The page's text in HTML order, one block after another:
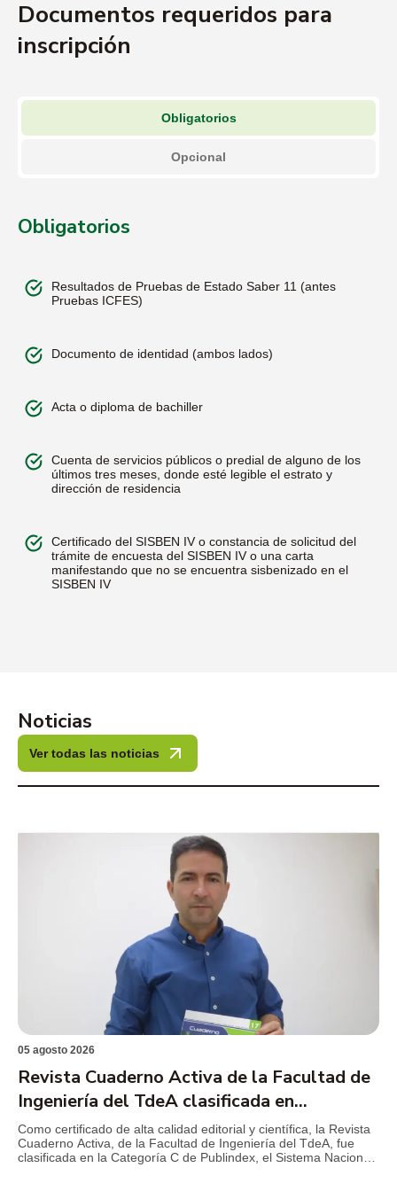
Estudiantes matriculados:
Documentos requeridos para
inscripción
Obligatorios
Opcional
Obligatorios
Resultados de Pruebas de Estado Saber 11 (antes
Pruebas ICFES)
Documento de identidad (ambos lados)
Acta o diploma de bachiller
Cuenta de servicios públicos o predial de alguno de los
últimos tres meses, donde esté legible el estrato y
dirección de residencia
Certificado del SISBEN IV o constancia de solicitud del
trámite de encuesta del SISBEN IV o una carta
manifestando que no se encuentra sisbenizado en el
SISBEN IV
palenqueros de San Basilio), Raizales del archipiélago
de San Andrés y Providencia y Rom o gitano. Solo si
aplica (Opcional)
Certificado de deportista de alto rendimiento: Solo si
Certificado de Discapacidad: Solo si aplica
Certificado electoral: Solo si aplica el certificado de las
elecciones del 29 de octubre de 2023
Noticias
Ver todas las noticias
05 agosto 2026
Revista Cuaderno Activa de la Facultad de
Ingeniería del TdeA clasificada en
Publindex
Como certificado de alta calidad editorial y científica, la Revista
Cuaderno Activa, de la Facultad de Ingeniería del TdeA, fue
clasificada en la Categoría C de Publindex, el Sistema Nacional